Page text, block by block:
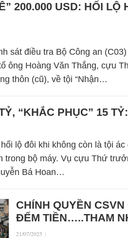
200.000 USD: HỐI LỘ
sát điều tra Bộ Công an
ông Hoàng Văn Thắng, cựu
thôn (cũ), về tội “Nhận…
“KHẮC PHỤC” 15
lộ đôi khi không còn là tội
trong bộ máy. Vụ cựu Thứ
Bá Hoan…
CHÍNH QUYỀN
ĐẾM TIỀN…..THAM
21/07/2025 |